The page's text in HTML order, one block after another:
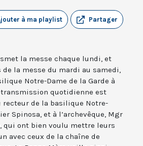
Partager
à ma playlist
la messe chaque lundi, et
de la messe du mardi au samedi,
Notre-Dame de la Garde à
quotidienne est
recteur de la basilique Notre-
Spinosa, et à l’archevêque, Mgr
qui ont bien voulu mettre leurs
avec ceux de la chaîne de